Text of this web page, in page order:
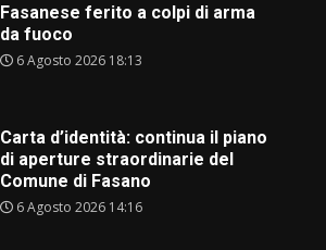
Fasanese ferito a colpi di arma
da fuoco
6 Agosto 2026 18:13
Carta d’identità: continua il piano
di aperture straordinarie del
Comune di Fasano
6 Agosto 2026 14:16